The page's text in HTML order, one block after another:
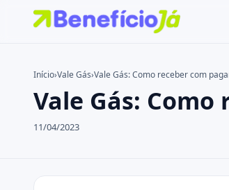
Buscar no site
Início›Vale Gás›Vale Gás: Como receber com
Vale Gás:
11/04/2023